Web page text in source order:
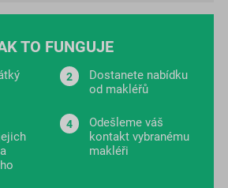
TO FUNGUJE
Dostanete nabídku
od makléřů
Odešleme váš
kontakt vybranému
makléři